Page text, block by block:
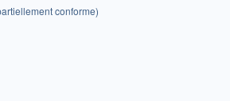
conforme)